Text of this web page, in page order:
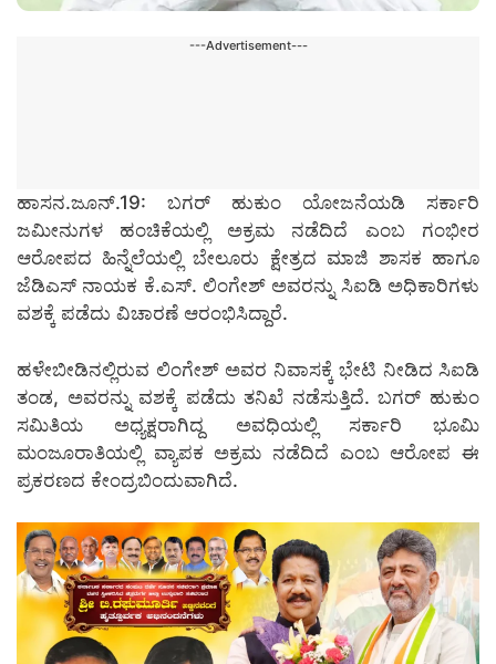
---Advertisement---
ಹಾಸನ.ಜೂನ್.19: ಬಗರ್ ಹುಕುಂ ಯೋಜನೆಯಡಿ ಸರ್ಕಾರಿ
ಜಮೀನುಗಳ ಹಂಚಿಕೆಯಲ್ಲಿ ಅಕ್ರಮ ನಡೆದಿದೆ ಎಂಬ ಗಂಭೀರ
ಆರೋಪದ ಹಿನ್ನೆಲೆಯಲ್ಲಿ ಬೇಲೂರು ಕ್ಷೇತ್ರದ ಮಾಜಿ ಶಾಸಕ ಹಾಗೂ
ಜೆಡಿಎಸ್ ನಾಯಕ ಕೆ.ಎಸ್. ಲಿಂಗೇಶ್ ಅವರನ್ನು ಸಿಐಡಿ ಅಧಿಕಾರಿಗಳು
ವಶಕ್ಕೆ ಪಡೆದು ವಿಚಾರಣೆ ಆರಂಭಿಸಿದ್ದಾರೆ.
ಹಳೇಬೀಡಿನಲ್ಲಿರುವ ಲಿಂಗೇಶ್ ಅವರ ನಿವಾಸಕ್ಕೆ ಭೇಟಿ ನೀಡಿದ ಸಿಐಡಿ
ತಂಡ, ಅವರನ್ನು ವಶಕ್ಕೆ ಪಡೆದು ತನಿಖೆ ನಡೆಸುತ್ತಿದೆ. ಬಗರ್ ಹುಕುಂ
ಸಮಿತಿಯ ಅಧ್ಯಕ್ಷರಾಗಿದ್ದ ಅವಧಿಯಲ್ಲಿ ಸರ್ಕಾರಿ ಭೂಮಿ
ಮಂಜೂರಾತಿಯಲ್ಲಿ ವ್ಯಾಪಕ ಅಕ್ರಮ ನಡೆದಿದೆ ಎಂಬ ಆರೋಪ ಈ
ಪ್ರಕರಣದ ಕೇಂದ್ರಬಿಂದುವಾಗಿದೆ.